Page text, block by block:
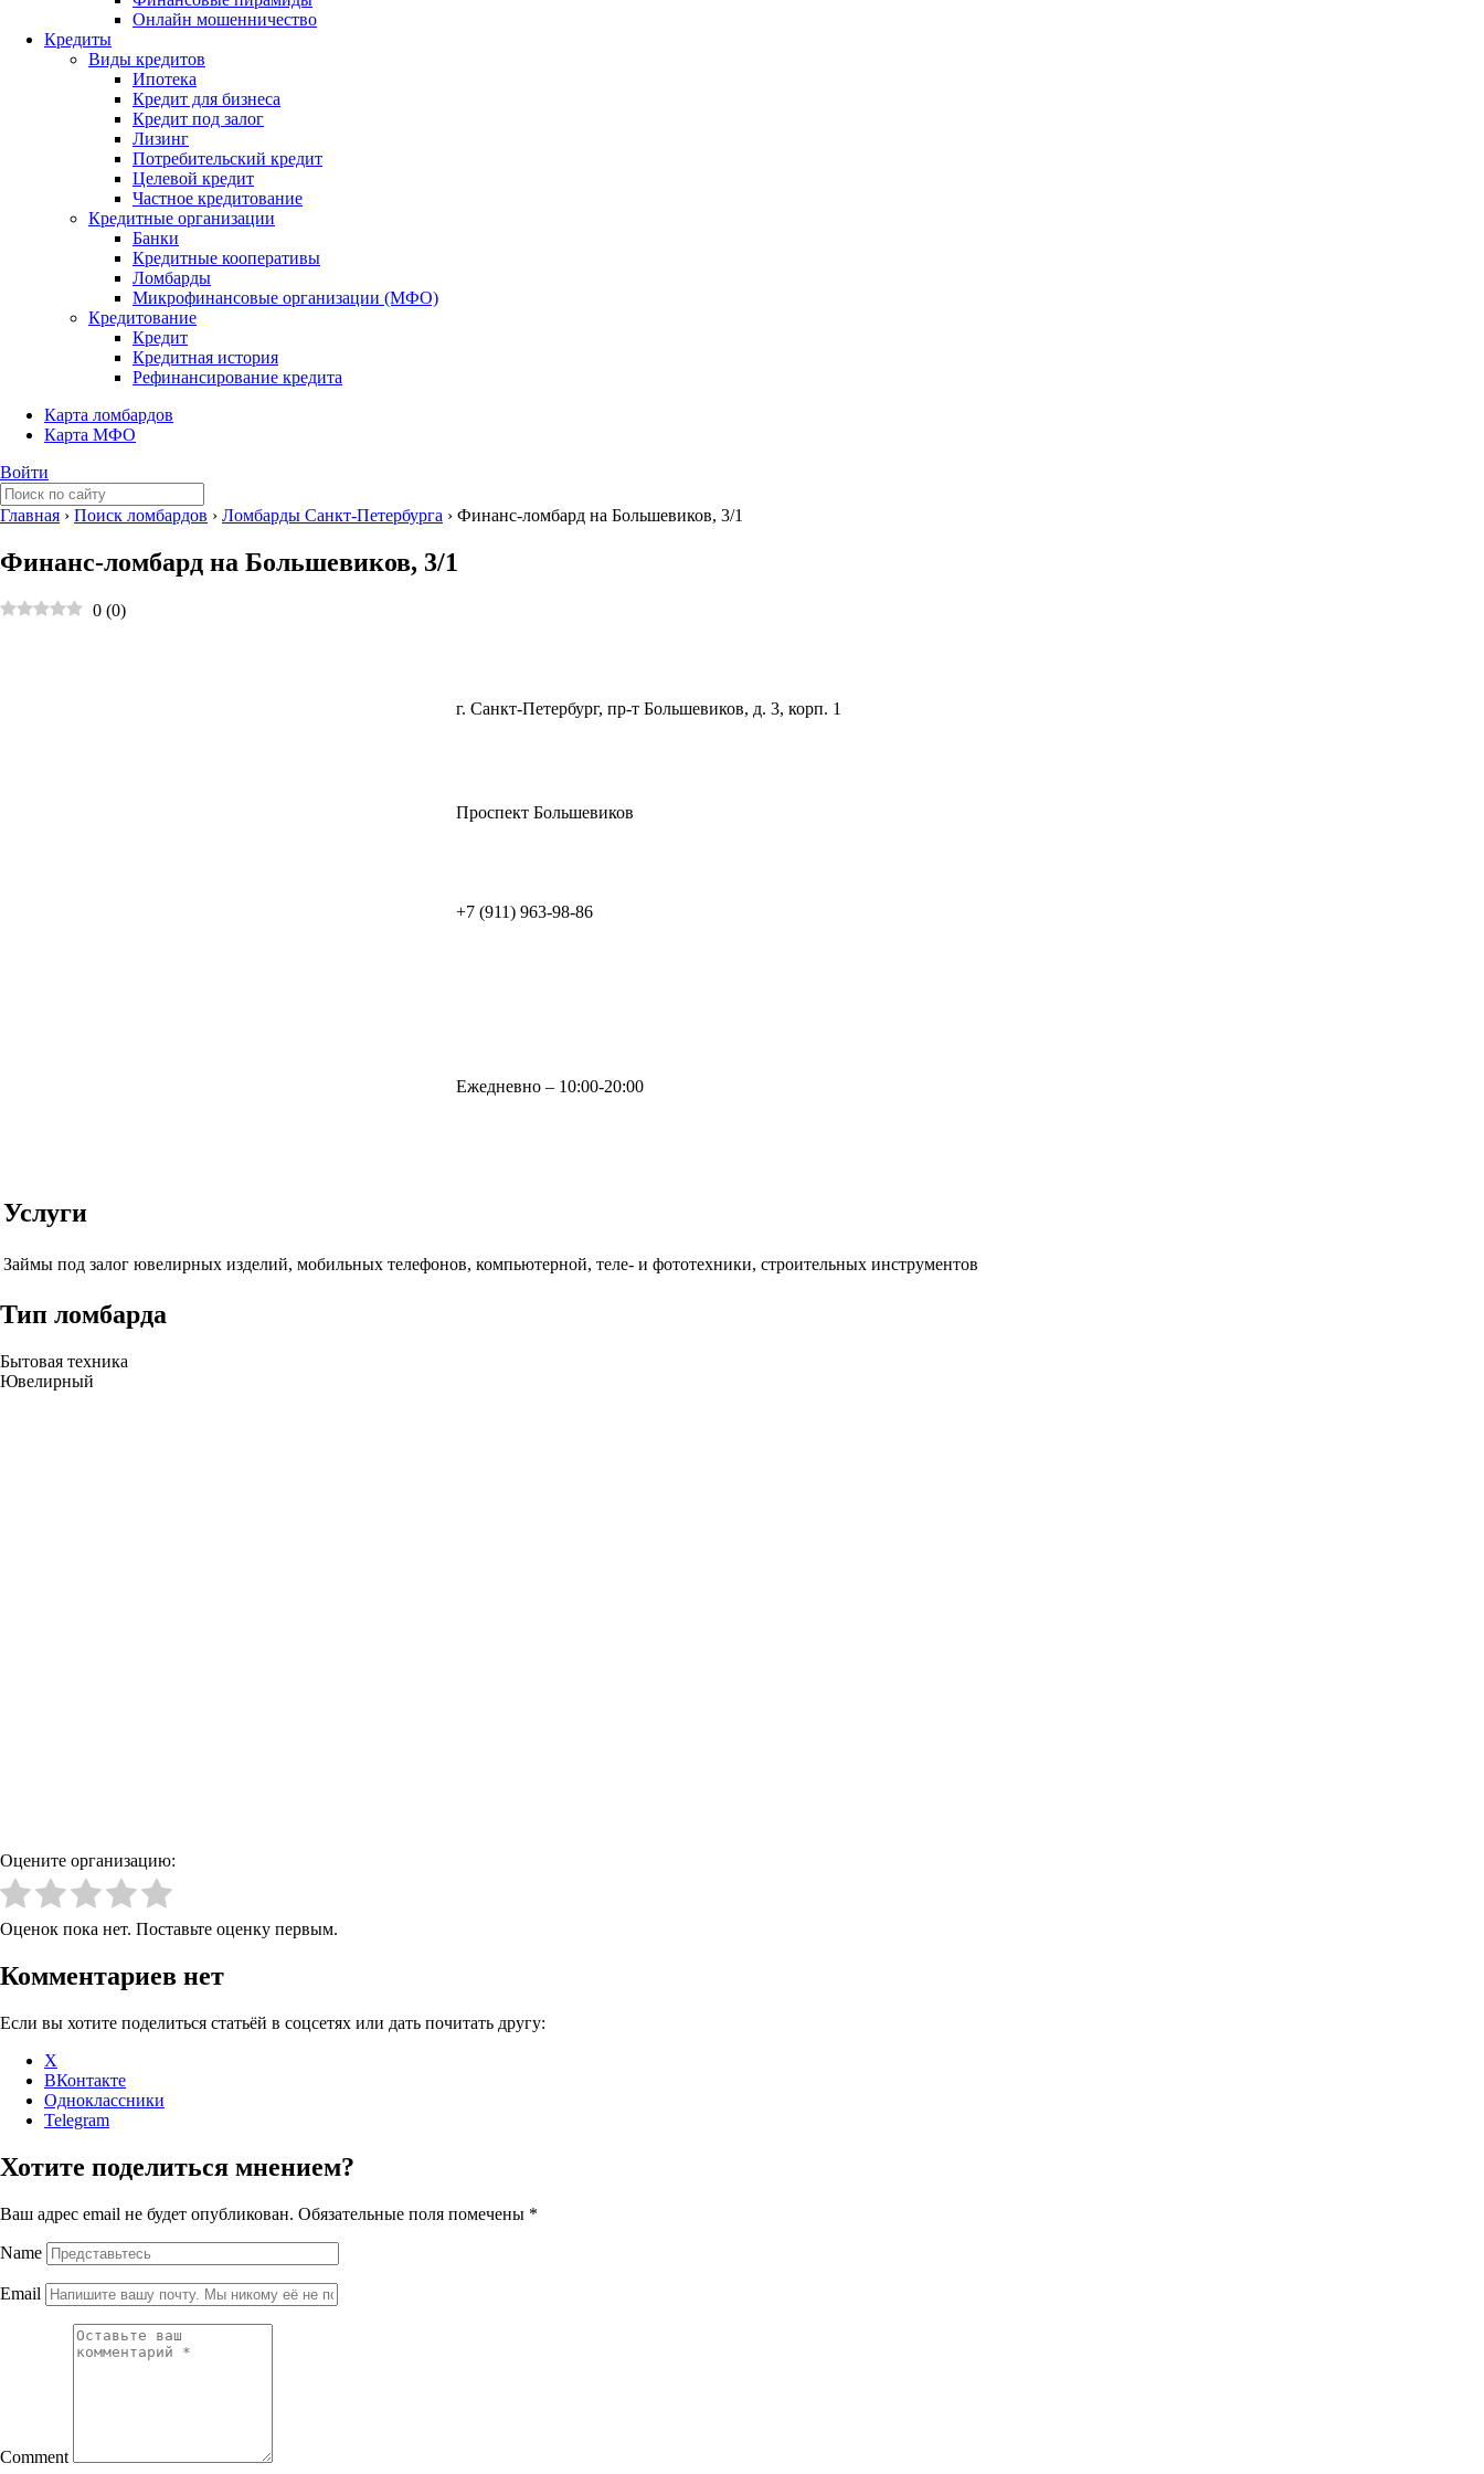
Онлайн мошенничество
Кредиты
Виды кредитов
Ипотека
Кредит для бизнеса
Кредит под залог
Лизинг
Потребительский кредит
Целевой кредит
Частное кредитование
Кредитные организации
Банки
Кредитные кооперативы
Ломбарды
Микрофинансовые организации (МФО)
Кредитование
Кредит
Кредитная история
Рефинансирование кредита
Карта ломбардов
Карта МФО
Войти
Главная › Поиск ломбардов › Ломбарды Санкт-Петербурга › Финанс-ломбард на ​Большевиков, 3/1
Финанс-ломбард на ​Большевиков, 3/1
0 (0)
г. Санкт-Петербург, пр-т Большевиков, д. 3, корп. 1
Проспект Большевиков
+7 (911) 963-98-86
Ежедневно – 10:00-20:00
Услуги
Займы под залог ювелирных изделий, мобильных телефонов, компьютерной, теле- и фототехники, строительных инструментов
Тип ломбарда
Бытовая техника
Ювелирный
Оцените организацию:
Оценок пока нет. Поставьте оценку первым.
Комментариев нет
Если вы хотите поделиться статьёй в соцсетях или дать почитать другу:
X
ВКонтакте
Одноклассники
Telegram
Хотите поделиться мнением?
Ваш адрес email не будет опубликован. Обязательные поля помечены *
Name
Email
Comment